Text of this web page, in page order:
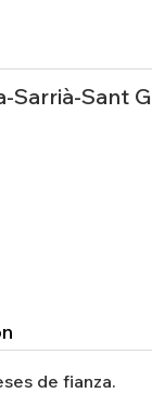
Sarrià-Sant
de fianza.